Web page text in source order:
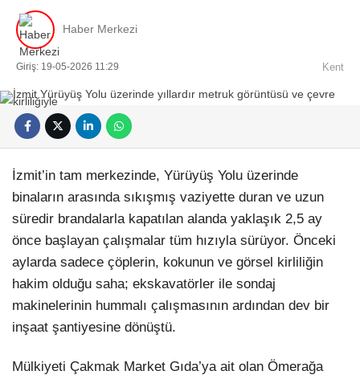
Youtube
Dribbble
Haber Merkezi
Giriş: 19-05-2026 11:29 Kent
İzmit’in tam merkezinde, Yürüyüş Yolu üzerinde
binaların arasında sıkışmış vaziyette duran ve uzun
süredir brandalarla kapatılan alanda yaklaşık 2,5 ay
önce başlayan çalışmalar tüm hızıyla sürüyor. Önceki
aylarda sadece çöplerin, kokunun ve görsel kirliliğin
hakim olduğu saha; ekskavatörler ile sondaj
makinelerinin hummalı çalışmasının ardından dev bir
inşaat şantiyesine dönüştü.
Mülkiyeti Çakmak Market Gıda’ya ait olan Ömerağa